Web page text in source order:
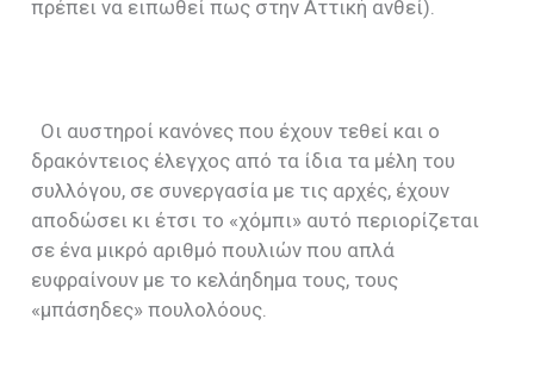
πρέπει να ειπωθεί πως στην Αττική ανθεί).
Οι αυστηροί κανόνες που έχουν τεθεί και ο
δρακόντειος έλεγχος από τα ίδια τα μέλη του
συλλόγου, σε συνεργασία με τις αρχές, έχουν
αποδώσει κι έτσι το «χόμπι» αυτό περιορίζεται
σε ένα μικρό αριθμό πουλιών που απλά
ευφραίνουν με το κελάηδημα τους, τους
«μπάσηδες» πουλολόους.